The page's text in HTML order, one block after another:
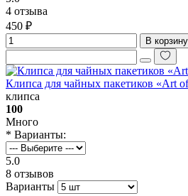
4 отзыва
450 ₽
В корзину
Клипса для чайных пакетиков «Art
клипса
100
Много
* Варианты:
5.0
8 отзывов
Варианты